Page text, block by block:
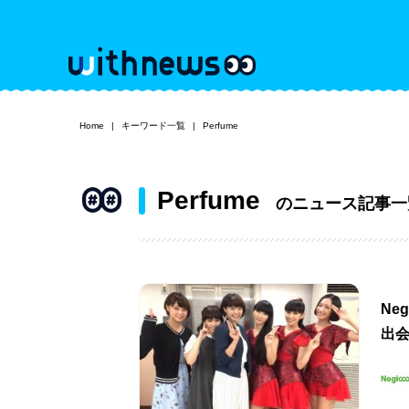
Home キーワード一覧 Perfume
Perfume のニュース記事
出